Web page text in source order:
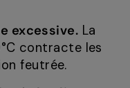
excessive. La
contracte les
feutrée.